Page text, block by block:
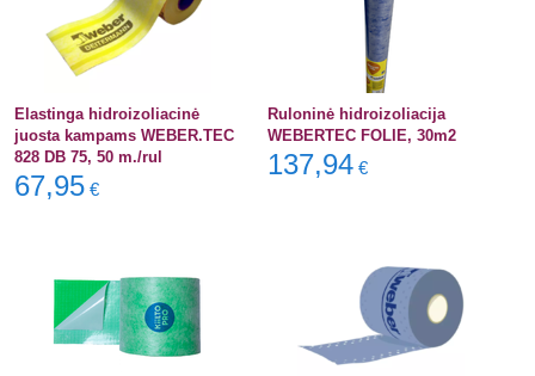
Elastinga hidroizoliacinė
juosta kampams WEBER.TEC
828 DB 75, 50 m./rul
67,95 €
Ruloninė hidroizoliacija
WEBERTEC FOLIE, 30m2
137,94 €